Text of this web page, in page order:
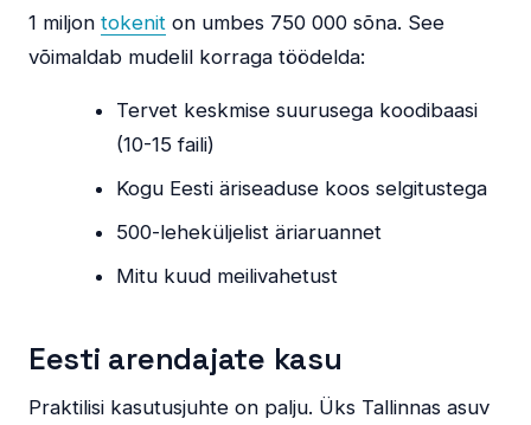
1 miljon tokenit on umbes 750 000 sõna. See
võimaldab mudelil korraga töödelda:
Tervet keskmise suurusega koodibaasi
(10-15 faili)
Kogu Eesti äriseaduse koos selgitustega
500-leheküljelist äriaruannet
Mitu kuud meilivahetust
Eesti arendajate kasu
Praktilisi kasutusjuhte on palju. Üks Tallinnas asuv